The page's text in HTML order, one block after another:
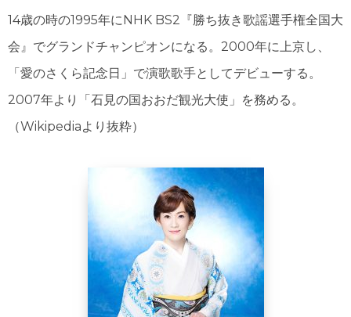
14歳の時の1995年にNHK BS2『勝ち抜き歌謡選手権全国大
会』でグランドチャンピオンになる。2000年に上京し、
「愛のさくら記念日」で演歌歌手としてデビューする。
2007年より「石見の国おおだ観光大使」を務める。
（Wikipediaより抜粋）